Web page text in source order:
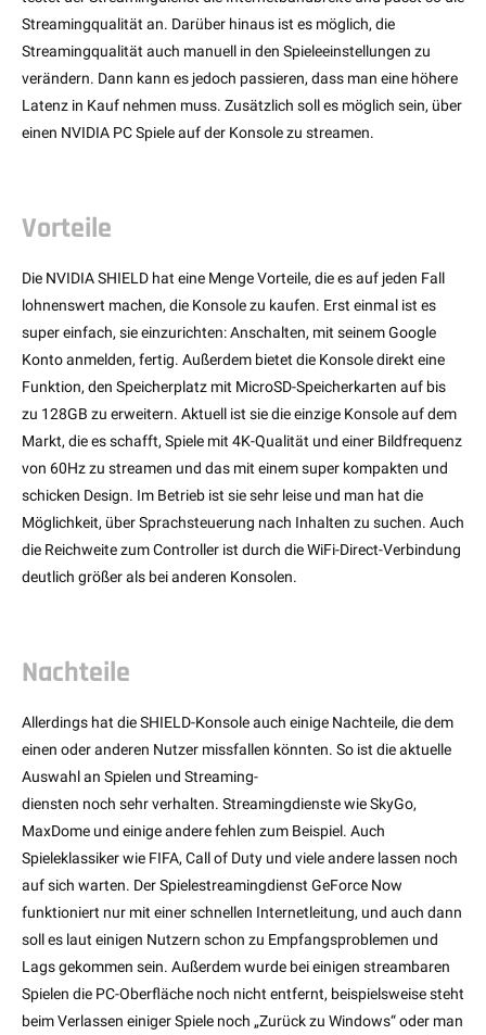
Streamingqualität an. Darüber hinaus ist es möglich, die
Streamingqualität auch manuell in den Spieleeinstellungen zu
verändern. Dann kann es jedoch passieren, dass man eine höhere
Latenz in Kauf nehmen muss. Zusätzlich soll es möglich sein, über
einen NVIDIA PC Spiele auf der Konsole zu streamen.
Vorteile
Die NVIDIA SHIELD hat eine Menge Vorteile, die es auf jeden Fall
lohnenswert machen, die Konsole zu kaufen. Erst einmal ist es
super einfach, sie einzurichten: Anschalten, mit seinem Google
Konto anmelden, fertig. Außerdem bietet die Konsole direkt eine
Funktion, den Speicherplatz mit MicroSD-Speicherkarten auf bis
zu 128GB zu erweitern. Aktuell ist sie die einzige Konsole auf dem
Markt, die es schafft, Spiele mit 4K-Qualität und einer Bildfrequenz
von 60Hz zu streamen und das mit einem super kompakten und
schicken Design. Im Betrieb ist sie sehr leise und man hat die
Möglichkeit, über Sprachsteuerung nach Inhalten zu suchen. Auch
die Reichweite zum Controller ist durch die WiFi-Direct-Verbindung
deutlich größer als bei anderen Konsolen.
Nachteile
Allerdings hat die SHIELD-Konsole auch einige Nachteile, die dem
einen oder anderen Nutzer missfallen könnten. So ist die aktuelle
Auswahl an Spielen und Streaming-
diensten noch sehr verhalten. Streamingdienste wie SkyGo,
MaxDome und einige andere fehlen zum Beispiel. Auch
Spieleklassiker wie FIFA, Call of Duty und viele andere lassen noch
auf sich warten. Der Spielestreamingdienst GeForce Now
funktioniert nur mit einer schnellen Internetleitung, und auch dann
soll es laut einigen Nutzern schon zu Empfangsproblemen und
Lags gekommen sein. Außerdem wurde bei einigen streambaren
Spielen die PC-Oberfläche noch nicht entfernt, beispielsweise steht
beim Verlassen einiger Spiele noch „Zurück zu Windows“ oder man